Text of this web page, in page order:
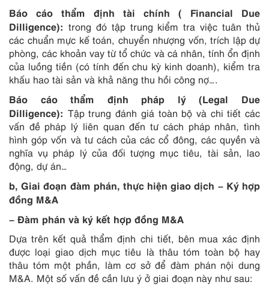
Báo cáo thẩm định tài chính ( Financial Due
Dilligence): trong đó tập trung kiểm tra việc tuân thủ
các chuẩn mực kế toán, chuyển nhượng vốn, trích lập dự
phòng, các khoản vay từ tổ chức và cá nhân, tính ổn định
của luồng tiền (có tính đến chu kỳ kinh doanh), kiểm tra
khấu hao tài sản và khả năng thu hồi công nợ….
Báo cáo thẩm định pháp lý (Legal Due
Dilligence): Tập trung đánh giá toàn bộ và chi tiết các
vấn đề pháp lý liên quan đến tư cách pháp nhân, tình
hình góp vốn và tư cách của các cổ đông, các quyền và
nghĩa vụ pháp lý của đối tượng mục tiêu, tài sản, lao
động, dự án…
b, Giai đoạn đàm phán, thực hiện giao dịch – Ký hợp
đồng M&A
– Đàm phán và ký kết hợp đồng M&A
Dựa trên kết quả thẩm định chi tiết, bên mua xác định
được loại giao dịch mục tiêu là thâu tóm toàn bộ hay
thâu tóm một phần, làm cơ sở để đàm phán nội dung
M&A. Một số vấn đề cần lưu ý ở giai đoạn này như sau: